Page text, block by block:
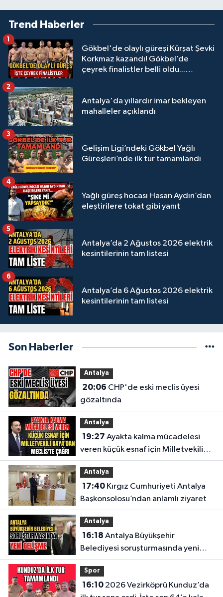
Trend Haberler
Gökbel'de olaylı güreşi Kürşat Şevki
Korkmaz kazandı! Gökbel’de
çeyrek finalistler belli oldu...
1
Antalya'da yıllardır imar bekleyen
mahalleler açıklandı
2
Gelişim Ligi’ndeki Gökbel Yağlı
Güreşleri’nde ilk tur tamamlandı
3
Yağlı güreş hocası Hasan Aydın’dan
eleştirilere tokat gibi yanıt
4
Antalya’da 2 Ağustos 2026 elektrik
kesintilerinin tam listesi
5
Antalya’da 6 Ağustos 2026 elektrik
kesintilerinin tam listesi
6
Son Haberler
Antalya
20:06
gözaltında
Antalya
19:27
veren küçük esnaf için Milletvekili
Kaya'dan Meclis'te çağrı
Antalya
17:40Kırgız Cumhuriyeti Antalya
Başkonsolosu’ndan anlamlı ziyaret
Antalya
16:18
Belediyesi soruşturmasında yeni
gelişme
Spor
16:102026 Vezirköprü Kunduz’da